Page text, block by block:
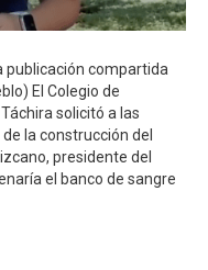
publicación compartida
El Colegio de
solicitó a las
la construcción del
presidente del
el banco de sangre